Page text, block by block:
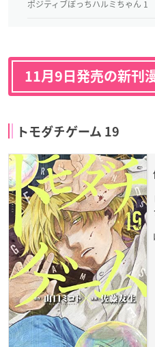
ポジティブぼっちハルミちゃん 1
11月9日発売の新刊
トモダチゲーム 19